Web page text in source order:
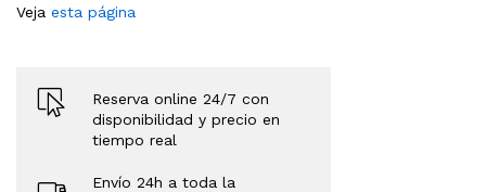
Reserva online 24/7 con
disponibilidad y precio en
tiempo real
Envío 24h a toda la
Veja esta página